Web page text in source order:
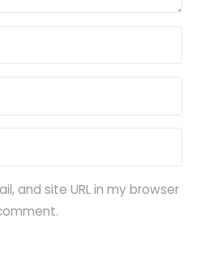
and site URL in my browser